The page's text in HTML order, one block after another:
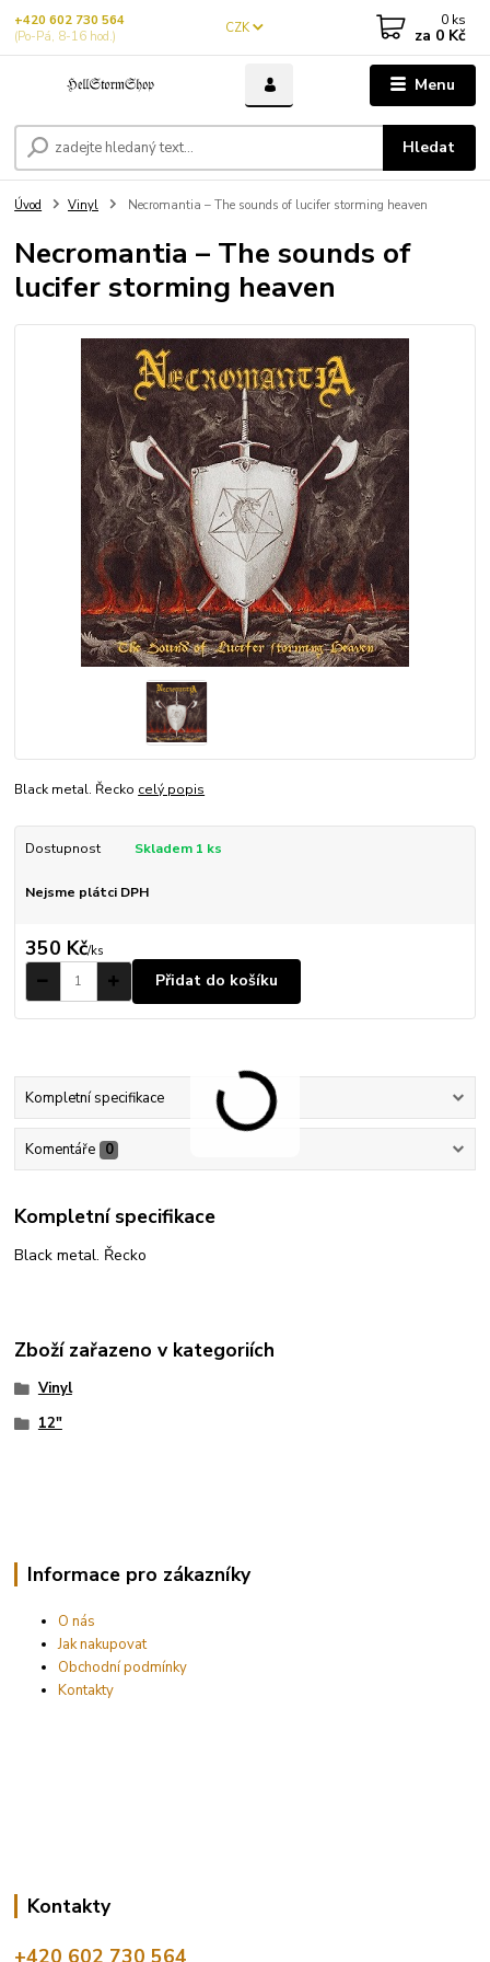
Menu
CZK
Hledat
+420 602 730 564
(Po-Pá, 8-16 hod.)
0 ks
za 0 Kč
Úvod Vinyl Necromantia – The sounds of lucifer storming heaven
Necromantia – The sounds of
lucifer storming heaven
Black metal. Řecko celý popis
Dostupnost Skladem 1 ks
Nejsme plátci DPH
350 Kč/ks
Přidat do košíku
Kompletní specifikace
Komentáře 0
Kompletní specifikace
Black metal. Řecko
Zboží zařazeno v kategoriích
Vinyl
12"
Informace pro zákazníky
O nás
Jak nakupovat
Obchodní podmínky
Kontakty
Kontakty
+420 602 730 564